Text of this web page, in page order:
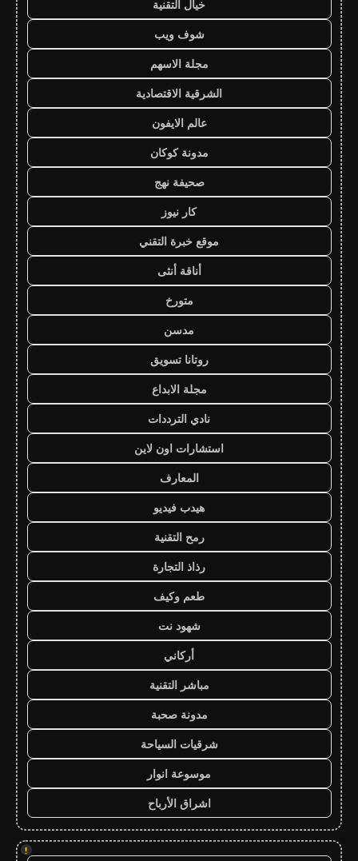
خيال التقنية
شوف ويب
مجلة الاسهم
الشرقية الاقتصادية
عالم الايفون
مدونة كوكان
صحيفة نهج
كار نيوز
موقع خبرة التقني
أناقة أنثى
متورخ
مدسن
روتانا تسويق
مجلة الابداع
نادي الترددات
استشارات اون لاين
المعارف
هيدب فيديو
رمح التقنية
رذاذ التجارة
طعم وكيف
شهود نت
أركاني
مباشر التقنية
مدونة صحبة
شرقيات السياحة
موسوعة انوار
اشراق الأرباح
!